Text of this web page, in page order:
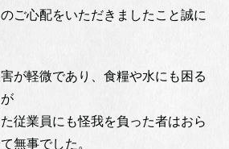
ご心配をいただきましたこと誠に
が軽微であり、食糧や水にも困る
従業員にも怪我を負った者はおら
無事でした。